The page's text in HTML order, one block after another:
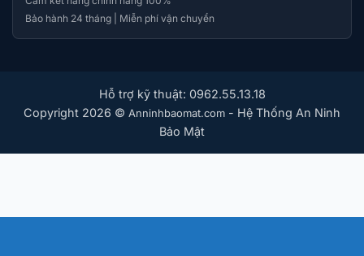
Bảo hành 24 tháng | Miễn phí vận chuyển
Hỗ trợ kỹ thuật: 0962.55.13.18
Copyright 2026 © Anninhbaomat.com - Hệ Thống An Ninh
Bảo Mật